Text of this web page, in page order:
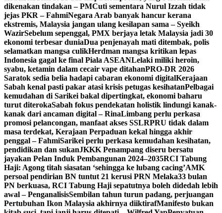
dikenakan tindakan – PMCuti sementara Nurul Izzah tidak
jejas PKR – FahmiNegara Arab banyak hancur kerana
ekstremis, Malaysia jangan ulang kesilapan sama – Syeikh
WazirSebelum sepenggal, PMX berjaya letak Malaysia jadi 30
ekonomi terbesar duniaDua penjenayah mati ditembak, polis
selamatkan mangsa culikHerdman mangsa kritikan lepas
Indonesia gagal ke final Piala ASEANLelaki miliki heroin,
syabu, ketamin dalam cecair vape ditahanPRO-DR 2026
Saratok sedia belia hadapi cabaran ekonomi digitalKerajaan
Sabah kenal pasti pakar atasi krisis petugas kesihatanPelbagai
kemudahan di Sarikei bakal dipertingkat, ekonomi baharu
turut diterokaSabah fokus pendekatan holistik lindungi kanak-
kanak dari ancaman digital – RinaLimbang perlu perkasa
promosi pelancongan, manfaat akses SSLRPRU tidak dalam
masa terdekat, Kerajaan Perpaduan kekal hingga akhir
penggal – FahmiSarikei perlu perkasa kemudahan kesihatan,
pendidikan dan sukanJKKK Penampang diseru bersatu
jayakan Pelan Induk Pembangunan 2024–2035RCI Tabung
Haji: Agong titah siasatan ‘sehingga ke lubang cacing’AMK
persoal pendirian BN tuntut 21 kerusi PRN Melaka33 bulan
PN berkuasa, RCI Tabung Haji sepatutnya boleh didedah lebih
awal – PenganalisisSembilan tahun turun padang, perjuangan
Pertubuhan Ikon Malaysia akhirnya diiktirafManifesto bukan